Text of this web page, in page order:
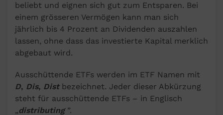
beliebt und eignen sich gut zum Entsparen. Bei
einem grösseren Vermögen kann man sich
jährlich bis 4 Prozent an Dividenden auszahlen
lassen, ohne dass das investierte Kapital merklich
abgebaut wird.
Ausschüttende ETFs werden im ETF Namen mit
D, Dis, Distbezeichnet. Jeder dieser Abkürzung
steht für ausschüttende ETFs – in Englisch
„distributing”.